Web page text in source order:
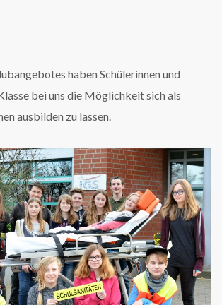
haben Schülerinnen und
bei uns die Möglichkeit sich als
ausbilden zu lassen.